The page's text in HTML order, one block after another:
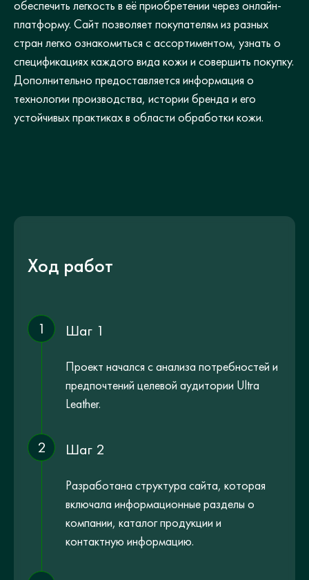
обеспечить легкость в её приобретении через онлайн-
платформу. Сайт позволяет покупателям из разных
стран легко ознакомиться с ассортиментом, узнать о
спецификациях каждого вида кожи и совершить покупку.
Дополнительно предоставляется информация о
технологии производства, истории бренда и его
устойчивых практиках в области обработки кожи.
Ход работ
1 Шаг 1
Проект начался с анализа потребностей и
предпочтений целевой аудитории Ultra
Leather.
2 Шаг 2
Разработана структура сайта, которая
включала информационные разделы о
компании, каталог продукции и
контактную информацию.